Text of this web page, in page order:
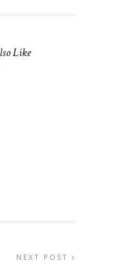
Like
NEXT POST